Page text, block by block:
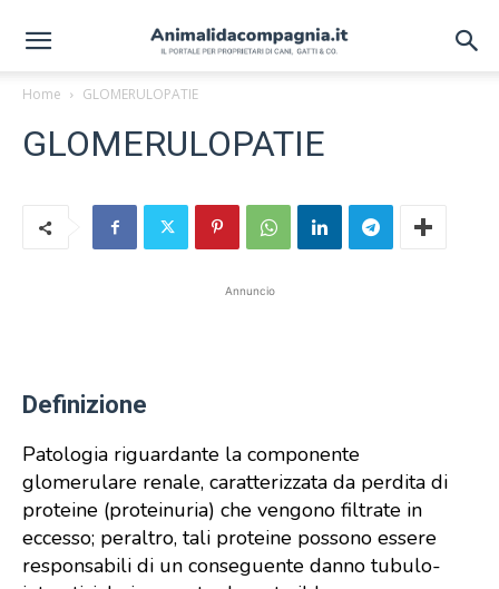
Home GLOMERULOPATIE
GLOMERULOPATIE
Annuncio
Definizione
Patologia riguardante la componente
glomerulare renale, caratterizzata da perdita di
proteine (proteinuria) che vengono filtrate in
eccesso; peraltro, tali proteine possono essere
responsabili di un conseguente danno tubulo-